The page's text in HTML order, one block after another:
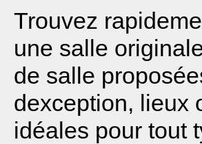
Trouvez
une salle
de salle
dexception,
idéales pour tout